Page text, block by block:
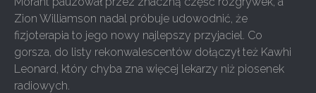
Zion Williamson nadal próbuje udowodnić, że
fizjoterapia to jego nowy najlepszy przyjaciel. Co
gorsza, do listy rekonwalescentów dołączył też Kawhi
Leonard, który chyba zna więcej lekarzy niż piosenek
radiowych.